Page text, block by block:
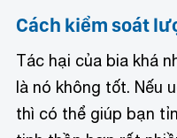
Cách kiểm soát
Tác hại của bia khá
là nó không tốt. Nếu
thì có thể giúp bạn